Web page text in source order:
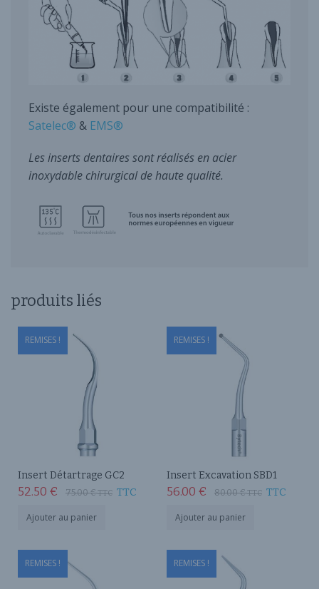
Existe également pour une compatibilité :
Satelec® & EMS®
Les inserts dentaires sont réalisés en acier
inoxydable chirurgical de haute qualité.
produits liés
REMISES !
Insert Détartrage GC2
75.00€TTC
52.50 € TTC
Ajouter au panier
REMISES !
Insert Excavation SBD1
80.00€TTC
56.00 € TTC
Ajouter au panier
REMISES ! REMISES !